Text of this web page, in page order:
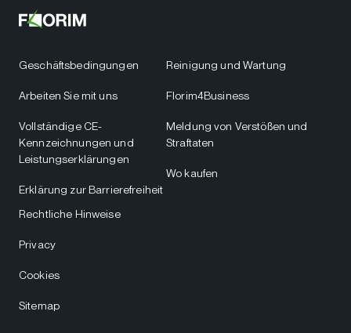
Geschäftsbedingungen
Arbeiten Sie mit uns
Vollständige CE-
Kennzeichnungen und
Leistungserklärungen
Erklärung zur Barrierefreiheit
Reinigung und Wartung
Florim4Business
Meldung von Verstößen und
Straftaten
Wo kaufen
Rechtliche Hinweise
Privacy
Cookies
Sitemap